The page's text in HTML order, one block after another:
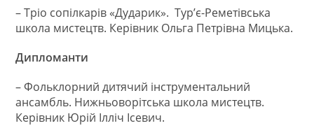
– Тріо сопілкарів «Дударик». Тур’є-Реметівська
школа мистецтв. Керівник Ольга Петрівна Мицька.
Дипломанти
– Фольклорний дитячий інструментальний
ансамбль. Нижньоворітська школа мистецтв.
Керівник Юрій Ілліч Ісевич.